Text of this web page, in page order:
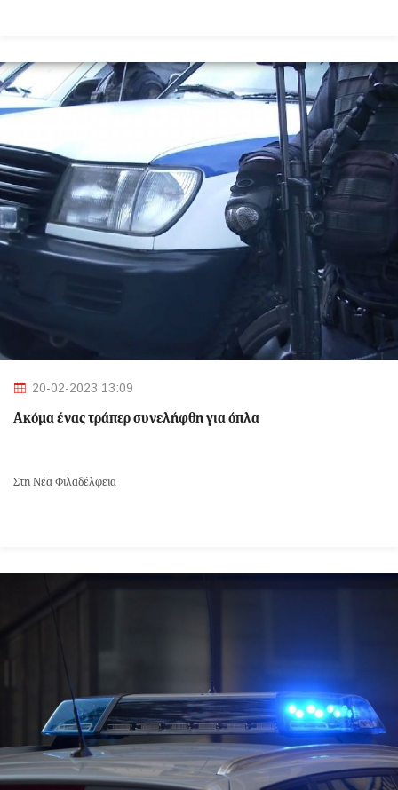
20-02-2023 13:09
Ακόμα ένας τράπερ συνελήφθη για όπλα
Στη Νέα Φιλαδέλφεια